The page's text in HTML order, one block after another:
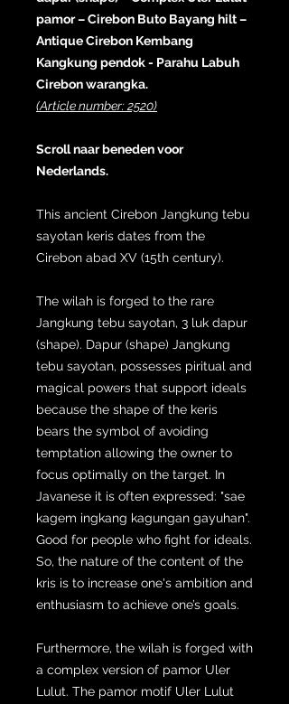
pamor – Cirebon Buto Bayang hilt –
Antique Cirebon Kembang
Kangkung pendok - Parahu Labuh
Cirebon warangka.
(Article number: 2520)
Scroll naar beneden voor
Nederlands.
This ancient Cirebon Jangkung tebu
sayotan keris dates from the
Cirebon abad XV (15th century).
The wilah is forged to the rare
Jangkung tebu sayotan, 3 luk dapur
(shape). Dapur (shape) Jangkung
tebu sayotan, possesses piritual and
magical powers that support ideals
because the shape of the keris
bears the symbol of avoiding
temptation allowing the owner to
focus optimally on the target. In
Javanese it is often expressed: "sae
kagem ingkang kagungan gayuhan".
Good for people who fight for ideals.
So, the nature of the content of the
kris is to increase one's ambition and
enthusiasm to achieve one’s goals.
Furthermore, the wilah is forged with
a complex version of pamor Uler
Lulut. The pamor motif Uler Lulut